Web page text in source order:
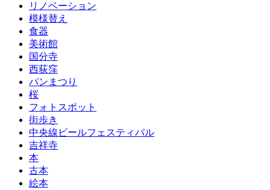
リノベーション
模様替え
食器
美術館
国分寺
西荻窪
パンまつり
桜
フォトスポット
街歩き
中央線ビールフェスティバル
吉祥寺
本
古本
絵本